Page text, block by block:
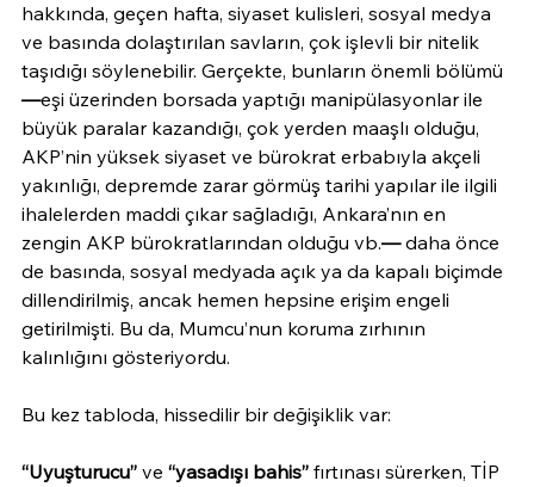
hakkında, geçen hafta, siyaset kulisleri, sosyal medya
ve basında dolaştırılan savların, çok işlevli bir nitelik
taşıdığı söylenebilir. Gerçekte, bunların önemli bölümü
—eşi üzerinden borsada yaptığı manipülasyonlar ile
büyük paralar kazandığı, çok yerden maaşlı olduğu,
AKP’nin yüksek siyaset ve bürokrat erbabıyla akçeli
yakınlığı, depremde zarar görmüş tarihi yapılar ile ilgili
ihalelerden maddi çıkar sağladığı, Ankara’nın en
zengin AKP bürokratlarından olduğu vb.— daha önce
de basında, sosyal medyada açık ya da kapalı biçimde
dillendirilmiş, ancak hemen hepsine erişim engeli
getirilmişti. Bu da, Mumcu’nun koruma zırhının
kalınlığını gösteriyordu.
Bu kez tabloda, hissedilir bir değişiklik var:
“Uyuşturucu” ve “yasadışı bahis” fırtınası sürerken, TİP